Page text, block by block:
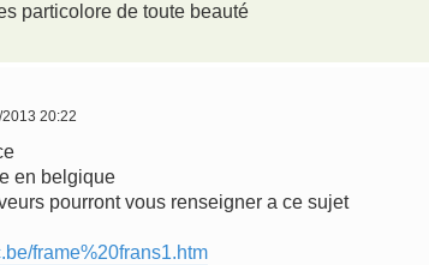
particolore de toute beauté
20:22
en belgique
pourront vous renseigner a ce sujet
frame%20frans1.htm